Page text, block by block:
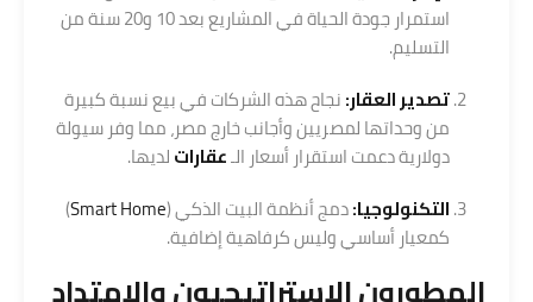
استمرار جودة الحياة في المشاريع بعد 10 و20 سنة من
التسليم.
تصدير العقار:نجاح هذه الشركات في بيع نسبة كبيرة
من وحداتها لمصريين وأجانب خارج مصر، مما وفر سيولة
دولارية دعمت استقرار أسعار الـعقاراتلديها.
التكنولوجيا:دمج أنظمة البيت الذكي (Smart Home
)
كمعيار أساسي وليس كرفاهية إضافية.